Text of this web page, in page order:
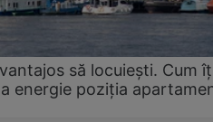
să locuiești. Cum
energie poziția